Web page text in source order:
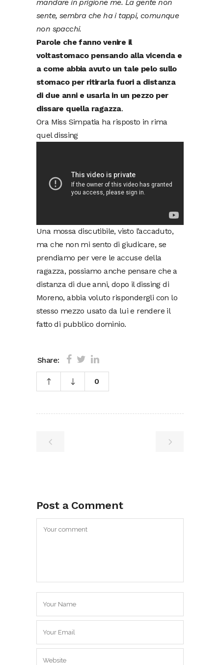
mandare in prigione me. La gente non
sente, sembra che ha i tappi, comunque
non spacchi.
Parole che fanno venire il
voltastomaco pensando alla vicenda e
a come abbia avuto un tale pelo sullo
stomaco per ritirarla fuori a distanza
di due anni e usarla in un pezzo per
dissare quella ragazza.
Ora Miss Simpatia ha risposto in rima
quel dissing
Una mossa discutibile, visto l’accaduto,
ma che non mi sento di giudicare, se
prendiamo per vere le accuse della
ragazza, possiamo anche pensare che a
distanza di due anni, dopo il dissing di
Moreno, abbia voluto rispondergli con lo
stesso mezzo usato da lui e rendere il
fatto di pubblico dominio.
Share:
0
Post a Comment